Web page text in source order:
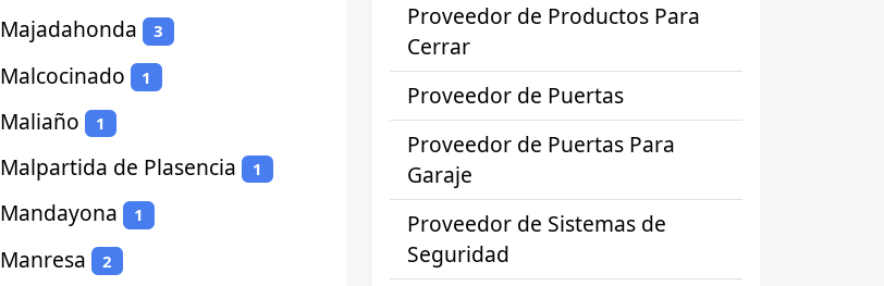
Majadahonda 3
Malcocinado 1
Maliaño 1
Malpartida de Plasencia 1
Mandayona 1
Manresa 2
Proveedor de Productos Para
Cerrar
Proveedor de Puertas
Proveedor de Puertas Para
Garaje
Proveedor de Sistemas de
Seguridad